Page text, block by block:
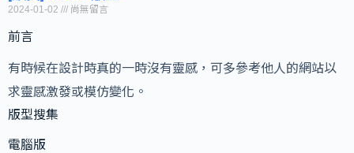
2024-01-02 尚無留言
前言
有時候在設計時真的一時沒有靈感，可多參考他人的網站以
求靈感激發或模仿變化。
版型搜集
電腦版